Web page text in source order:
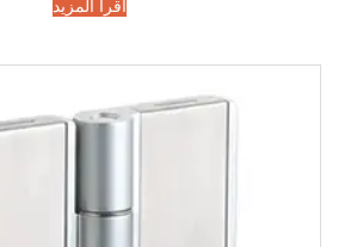
اقرأ المزيد